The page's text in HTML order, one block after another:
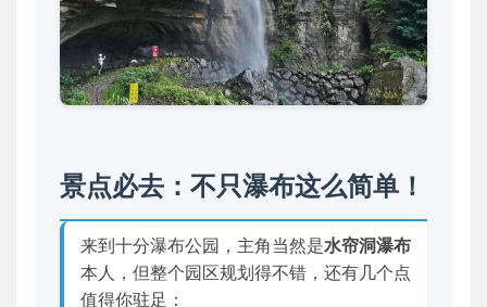
景点必去：不只瀑布这么简单！
来到十分瀑布公园，主角当然是水帘洞瀑布
本人，但整个园区规划得不错，还有几个点
值得你驻足：